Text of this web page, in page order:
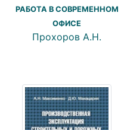
РАБОТА В СОВРЕМЕННОМ
ОФИСЕ
Прохоров А.Н.